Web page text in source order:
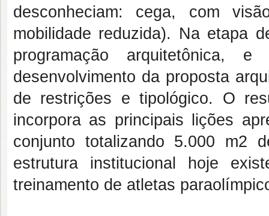
desconheciam: cega, com
mobilidade reduzida). Na etapa
programação arquitetônica,
desenvolvimento da proposta
de restrições e tipológico. O
incorpora as principais lições
conjunto totalizando 5.000 m2
estrutura institucional hoje
treinamento de atletas